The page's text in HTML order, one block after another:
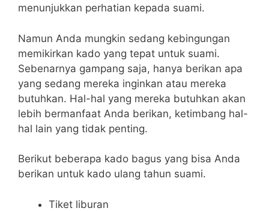
menunjukkan perhatian kepada suami.
Namun Anda mungkin sedang kebingungan
memikirkan kado yang tepat untuk suami.
Sebenarnya gampang saja, hanya berikan apa
yang sedang mereka inginkan atau mereka
butuhkan. Hal-hal yang mereka butuhkan akan
lebih bermanfaat Anda berikan, ketimbang hal-
hal lain yang tidak penting.
Berikut beberapa kado bagus yang bisa Anda
berikan untuk kado ulang tahun suami.
Tiket liburan